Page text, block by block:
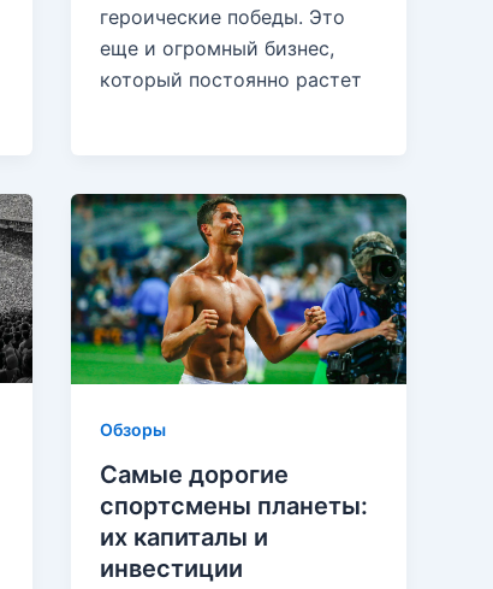
героические победы. Это
еще и огромный бизнес,
который постоянно растет
Обзоры
Самые дорогие
спортсмены планеты:
их капиталы и
инвестиции